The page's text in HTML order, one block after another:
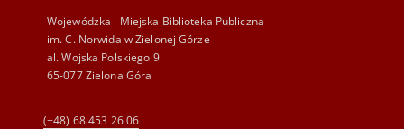
Wojewódzka i Miejska Biblioteka Publiczna
im. C. Norwida w Zielonej Górze
al. Wojska Polskiego 9
65-077 Zielona Góra
(+48) 68 453 26 06